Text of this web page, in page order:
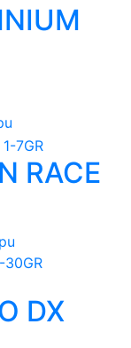
RACE
DX